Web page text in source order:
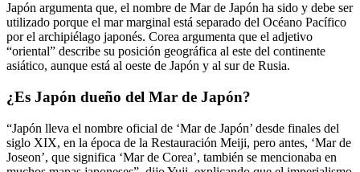
Japón argumenta que, el nombre de Mar de Japón ha sido y debe ser
utilizado porque el mar marginal está separado del Océano Pacífico
por el archipiélago japonés. Corea argumenta que el adjetivo
“oriental” describe su posición geográfica al este del continente
asiático, aunque está al oeste de Japón y al sur de Rusia.
¿Es Japón dueño del Mar de Japón?
“Japón lleva el nombre oficial de ‘Mar de Japón’ desde finales del
siglo XIX, en la época de la Restauración Meiji, pero antes, ‘Mar de
Joseon’, que significa ‘Mar de Corea’, también se mencionaba en